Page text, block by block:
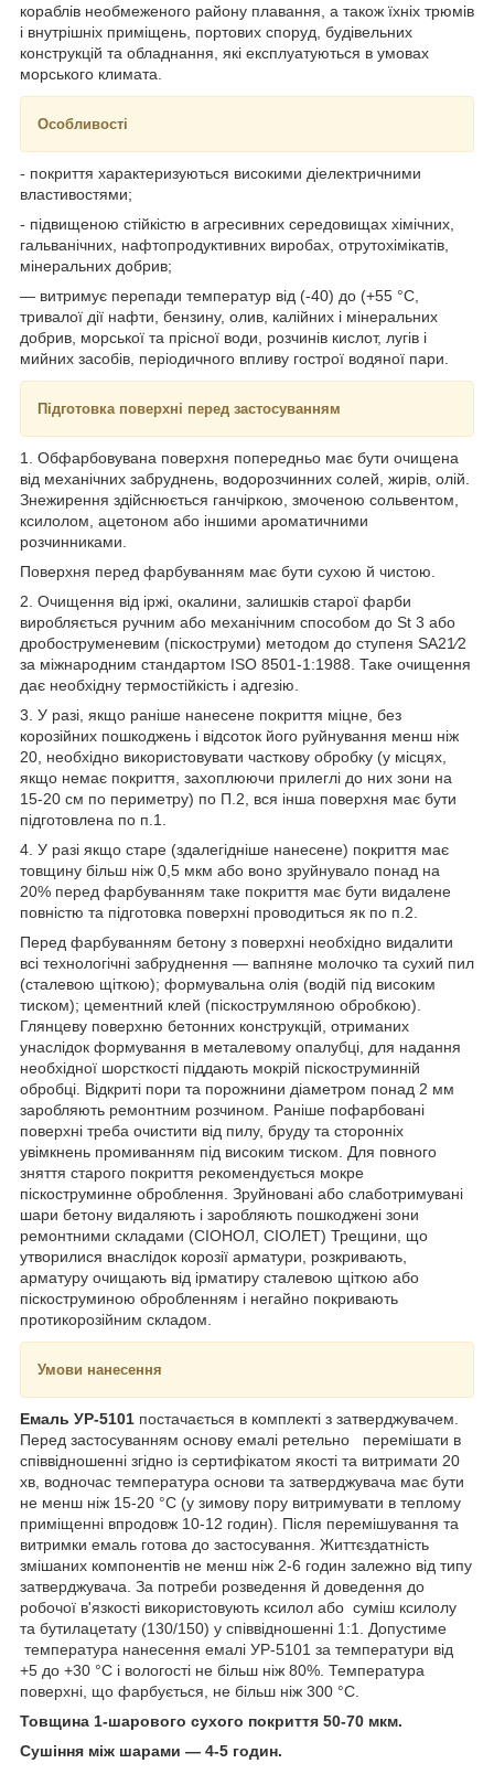
кораблів необмеженого району плавання, а також їхніх трюмів
і внутрішніх приміщень, портових споруд, будівельних
конструкцій та обладнання, які експлуатуються в умовах
морського климата.
Особливості
- покриття характеризуються високими діелектричними
властивостями;
- підвищеною стійкістю в агресивних середовищах хімічних,
гальванічних, нафтопродуктивних виробах, отрутохімікатів,
мінеральних добрив;
— витримує перепади температур від (-40) до (+55 °C,
тривалої дії нафти, бензину, олив, калійних і мінеральних
добрив, морської та прісної води, розчинів кислот, лугів і
мийних засобів, періодичного впливу гострої водяної пари.
Підготовка поверхні перед застосуванням
1. Обфарбовувана поверхня попередньо має бути очищена
від механічних забруднень, водорозчинних солей, жирів, олій.
Знежирення здійснюється ганчіркою, змоченою сольвентом,
ксилолом, ацетоном або іншими ароматичними
розчинниками.
Поверхня перед фарбуванням має бути сухою й чистою.
2. Очищення від іржі, окалини, залишків старої фарби
виробляється ручним або механічним способом до St 3 або
дробоструменевим (піскоструми) методом до ступеня SA21⁄2
за міжнародним стандартом ISO 8501-1:1988. Таке очищення
дає необхідну термостійкість і адгезію.
3. У разі, якщо раніше нанесене покриття міцне, без
корозійних пошкоджень і відсоток його руйнування менш ніж
20, необхідно використовувати часткову обробку (у місцях,
якщо немає покриття, захоплюючи прилеглі до них зони на
15-20 см по периметру) по П.2, вся інша поверхня має бути
підготовлена по п.1.
4. У разі якщо старе (здалегідніше нанесене) покриття має
товщину більш ніж 0,5 мкм або воно зруйнувало понад на
20% перед фарбуванням таке покриття має бути видалене
повністю та підготовка поверхні проводиться як по п.2.
Перед фарбуванням бетону з поверхні необхідно видалити
всі технологічні забруднення — вапняне молочко та сухий пил
(сталевою щіткою); формувальна олія (водій під високим
тиском); цементний клей (піскострумляною обробкою).
Глянцеву поверхню бетонних конструкцій, отриманих
унаслідок формування в металевому опалубці, для надання
необхідної шорсткості піддають мокрій піскоструминній
обробці. Відкриті пори та порожнини діаметром понад 2 мм
заробляють ремонтним розчином. Раніше пофарбовані
поверхні треба очистити від пилу, бруду та сторонніх
увімкнень промиванням під високим тиском. Для повного
зняття старого покриття рекомендується мокре
піскоструминне оброблення. Зруйновані або слаботримувані
шари бетону видаляють і заробляють пошкоджені зони
ремонтними складами (СІОНОЛ, СІОЛЕТ) Трещини, що
утворилися внаслідок корозії арматури, розкривають,
арматуру очищають від ірматиру сталевою щіткою або
піскоструминою обробленням і негайно покривають
протикорозійним складом.
Умови нанесення
Емаль УР-5101 постачається в комплекті з затверджувачем.
Перед застосуванням основу емалі ретельно перемішати в
співвідношенні згідно із сертифікатом якості та витримати 20
хв, водночас температура основи та затверджувача має бути
не менш ніж 15-20 °C (у зимову пору витримувати в теплому
приміщенні впродовж 10-12 годин). Після перемішування та
витримки емаль готова до застосування. Життєздатність
змішаних компонентів не менш ніж 2-6 годин залежно від типу
затверджувача. За потреби розведення й доведення до
робочої в'язкості використовують ксилол або суміш ксилолу
та бутилацетату (130/150) у співвідношенні 1:1. Допустиме
температура нанесення емалі УР-5101 за температури від
+5 до +30 °C і вологості не більш ніж 80%. Температура
поверхні, що фарбується, не більш ніж 300 °C.
Товщина 1-шарового сухого покриття 50-70 мкм.
Сушіння між шарами — 4-5 годин.